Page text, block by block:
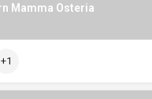
Mamma Osteria
+1